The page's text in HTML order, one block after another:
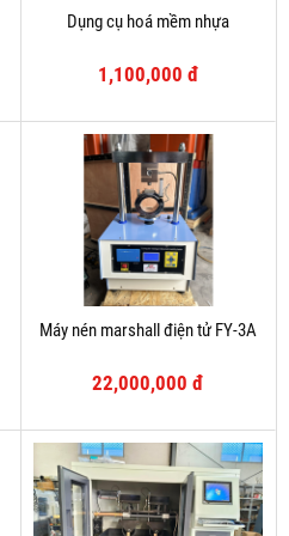
Dụng cụ hoá mềm nhựa
1,100,000 đ
Máy nén marshall điện tử FY-3A
22,000,000 đ